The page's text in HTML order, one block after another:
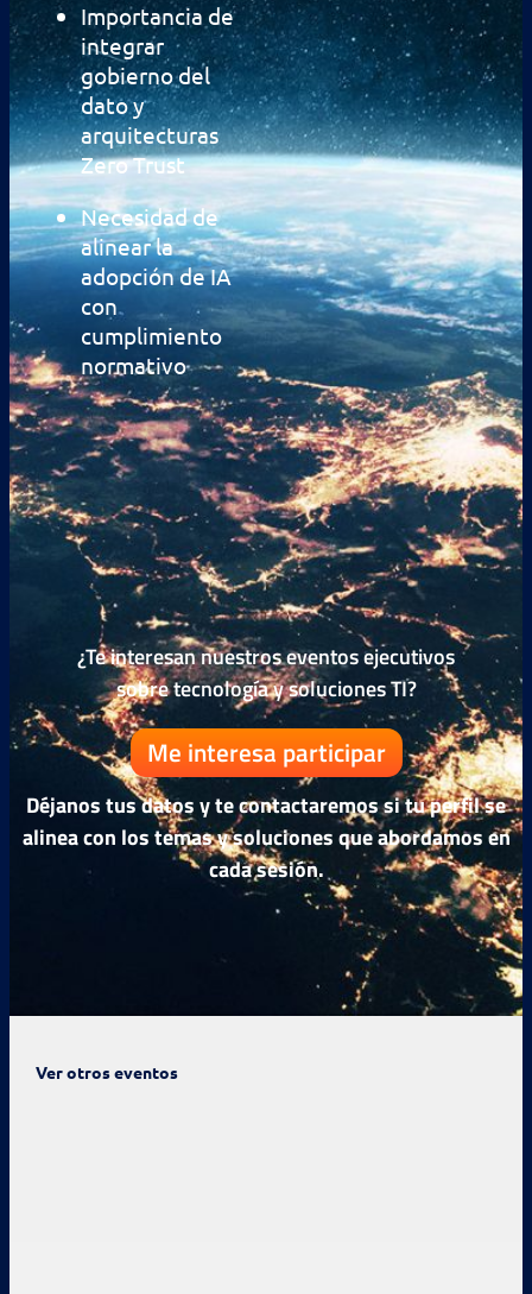
Importancia de
integrar
gobierno del
dato y
arquitecturas
Zero Trust
Necesidad de
alinear la
adopción de IA
con
cumplimiento
normativo
¿Te interesan nuestros eventos ejecutivos
sobre tecnología y soluciones TI?
Me interesa participar
Déjanos tus datos y te contactaremos si tu perfil se
alinea con los temas y soluciones que abordamos en
cada sesión.
Ver otros eventos